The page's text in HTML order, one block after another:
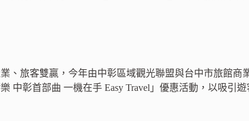
、旅客雙贏，今年由中彰區域觀光聯盟與台中市旅館商
中彰首部曲 一機在手 Easy Travel」優惠活動，以吸引